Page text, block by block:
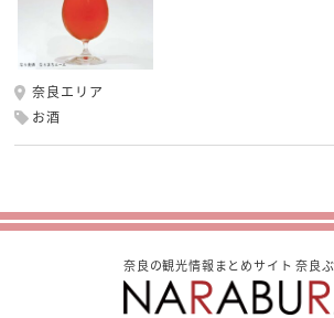
奈良エリア
お酒
奈良の観光情報まとめサイト 奈良